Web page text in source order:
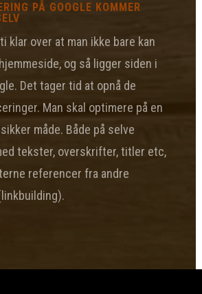
PÅ GOOGLE KOMMER
klar over at man ikke bare kan
og så ligger siden i
Det tager tid at opnå de
Man skal optimere på en
måde. Både på selve
tekster, overskrifter, titler etc,
referencer fra andre